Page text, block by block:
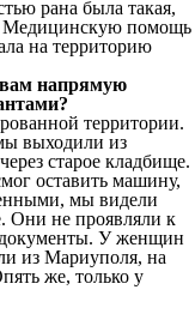
рана была такая,
Медицинскую помощь
на территорию
вам напрямую
территории.
выходили из
старое кладбище.
оставить машину,
мы видели
Они не проявляли к
У женщин
из Мариуполя, на
же, только у